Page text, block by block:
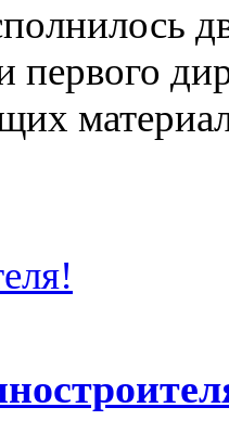
первого